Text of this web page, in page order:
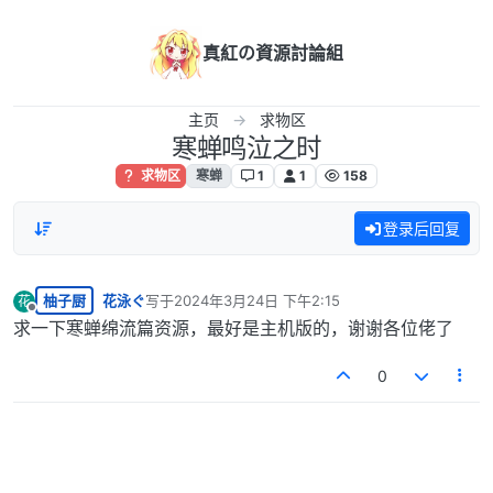
真紅の資源討論組
主页 求物区
寒蝉鸣泣之时
求物区 寒蝉 1 1 158
登录后回复
花
离线
柚子厨 花泳ぐ写于2024年3月24日 下午2:15
最后由 编辑
求一下寒蝉绵流篇资源，最好是主机版的，谢谢各位佬了
0